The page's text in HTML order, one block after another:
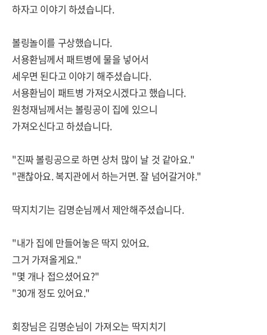
하자고 이야기 하셨습니다.
볼링놀이를 구상했습니다.
서용환님께서 패트병에 물을 넣어서
세우면 된다고 이야기 해주셨습니다.
서용환님이 패트병 가져오시겠다고 했습니다.
원청재님께서는 볼링공이 집에 있으니
가져오신다고 하셨습니다.
"진짜 볼링공으로 하면 상처 많이 날 것 같아요."
"괜찮아요. 복지관에서 하는거면. 잘 넘어갈거야."
딱지치기는 김명순님께서 제안해주셨습니다.
"내가 집에 만들어놓은 딱지 있어요.
그거 가져올게요."
"몇 개나 접으셨어요?"
"30개 정도 있어요."
회장님은 김명순님이 가져오는 딱지치기